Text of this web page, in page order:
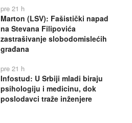
pre 21 h
Marton (LSV): Fašistički napad
na Stevana Filipovića
zastrašivanje slobodomislećih
građana
pre 21 h
Infostud: U Srbiji mladi biraju
psihologiju i medicinu, dok
poslodavci traže inženjere